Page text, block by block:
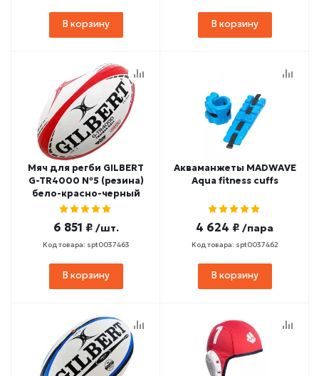
В корзину В корзину
Мяч для регби GILBERT
G-TR4000 №5 (резина)
бело-красно-черный
6 851 ₽ /шт.
Код товара: spt0037463
В корзину
Акваманжеты MADWAVE
Aqua fitness cuffs
4 624 ₽ /пара
Код товара: spt0037462
В корзину